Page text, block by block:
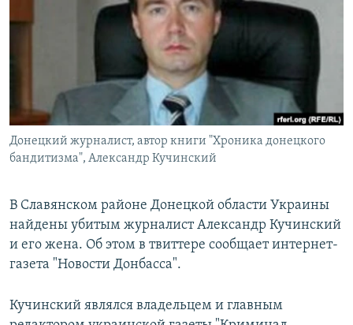
РАСПИСАНИЕ ВЕЩАНИЯ
ПОДПИШИТЕСЬ НА РАССЫЛКУ
СОЦИАЛЬНЫЕ СЕТИ
Донецкий журналист, автор книги "Хроника донецкого
бандитизма", Александр Кучинский
В Славянском районе Донецкой области Украины
найдены убитым журналист Александр Кучинский
и его жена. Об этом в твиттере сообщает интернет-
газета "Новости Донбасса".
Кучинский являлся владельцем и главным